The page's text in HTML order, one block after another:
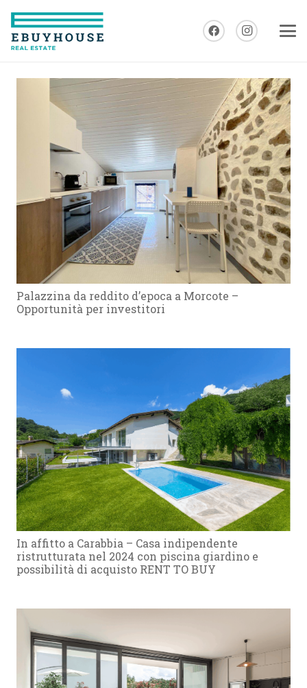
Palazzina da reddito d’epoca a Morcote –
Opportunità per investitori
In affitto a Carabbia – Casa indipendente
ristrutturata nel 2024 con piscina giardino e
possibilità di acquisto RENT TO BUY